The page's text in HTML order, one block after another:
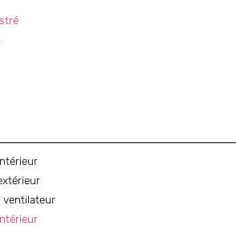
ventilateur